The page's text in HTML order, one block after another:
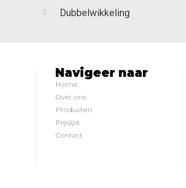
Dubbelwikkeling
Navigeer naar
Home
Over ons
Producten
Prijslijst
Contact